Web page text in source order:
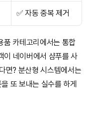
✅ 자동 중복 제거
품 카테고리에서는 통합
이 네이버에서 샴푸를 사
면? 분산형 시스템에서는
또 보내는 실수를 하게